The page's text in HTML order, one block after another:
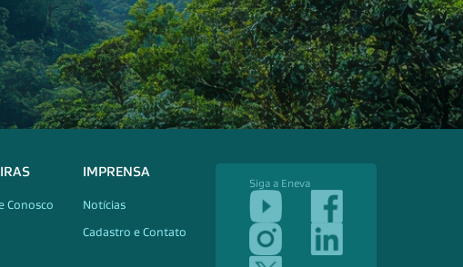
Conosco
IMPRENSA
Notícias
Cadastro e Contato
Siga a Eneva